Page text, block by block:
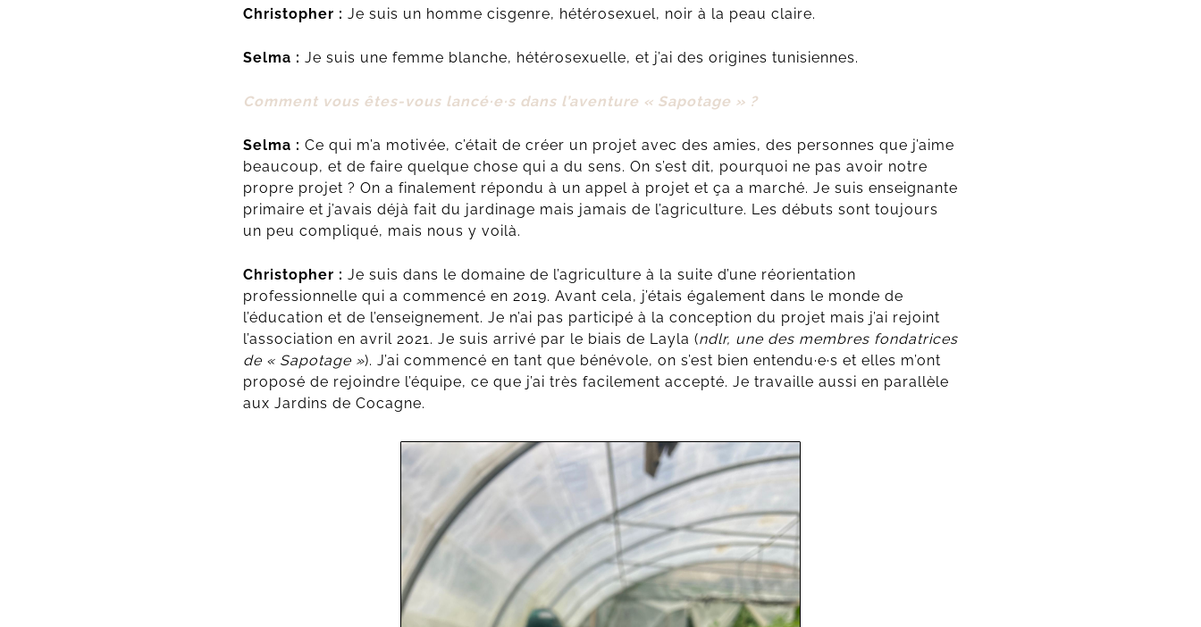
Christopher : Je suis un homme cisgenre, hétérosexuel, noir à la peau claire.
Selma : Je suis une femme blanche, hétérosexuelle, et j’ai des origines tunisiennes.
Comment vous êtes-vous lancé·e·s dans l’aventure « Sapotage » ?
Selma : Ce qui m’a motivée, c’était de créer un projet avec des amies, des personnes que j’aime
beaucoup, et de faire quelque chose qui a du sens. On s’est dit, pourquoi ne pas avoir notre
propre projet ? On a finalement répondu à un appel à projet et ça a marché. Je suis enseignante
primaire et j’avais déjà fait du jardinage mais jamais de l’agriculture. Les débuts sont toujours
un peu compliqué, mais nous y voilà.
Christopher : Je suis dans le domaine de l’agriculture à la suite d’une réorientation
professionnelle qui a commencé en 2019. Avant cela, j’étais également dans le monde de
l’éducation et de l’enseignement. Je n’ai pas participé à la conception du projet mais j’ai rejoint
l’association en avril 2021. Je suis arrivé par le biais de Layla (ndlr, une des membres fondatrices
de « Sapotage »). J’ai commencé en tant que bénévole, on s’est bien entendu·e·s et elles m’ont
proposé de rejoindre l’équipe, ce que j’ai très facilement accepté. Je travaille aussi en parallèle
aux Jardins de Cocagne.